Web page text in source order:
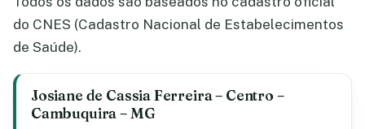
do CNES (Cadastro Nacional de Estabelecimentos
de Saúde).
Josiane de Cassia Ferreira – Centro –
Cambuquira – MG